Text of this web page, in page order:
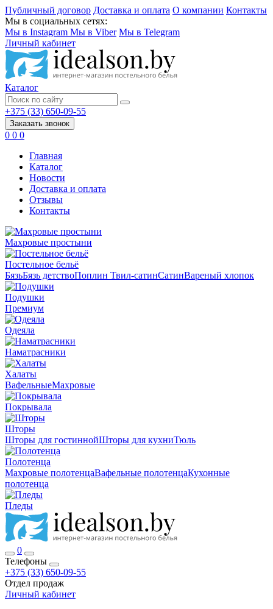
Публичный договор Доставка и оплата О компании Контакты
Мы в социальных сетях:
Мы в Instagram Мы в Viber Мы в Telegram
Личный кабинет
Каталог
+375 (33) 650-09-55
Заказать звонок
0 0 0
Главная
Каталог
Новости
Доставка и оплата
Отзывы
Контакты
Махровые простыни
Постельное бельё
БязьБязь детствоПоплин Твил-сатинСатинВареный хлопок
Подушки
Премиум
Одеяла
Наматрасники
Халаты
ВафельныеМахровые
Покрывала
Шторы
Шторы для гостиннойШторы для кухниТюль
Полотенца
Махровые полотенцаВафельные полотенцаКухонные
полотенца
Пледы
0
Телефоны
+375 (33) 650-09-55
Отдел продаж
Личный кабинет